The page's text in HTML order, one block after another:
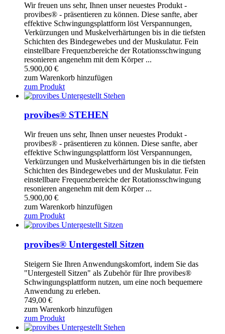
Wir freuen uns sehr, Ihnen unser neuestes Produkt -
provibes® - präsentieren zu können. Diese sanfte, aber
effektive Schwingungsplattform löst Verspannungen,
Verkürzungen und Muskelverhärtungen bis in die tiefsten
Schichten des Bindegewebes und der Muskulatur. Fein
einstellbare Frequenzbereiche der Rotationsschwingung
resonieren angenehm mit dem Körper ...
5.900,00 €
zum Warenkorb hinzufügen
zum Produkt
provibes® STEHEN
Wir freuen uns sehr, Ihnen unser neuestes Produkt -
provibes® - präsentieren zu können. Diese sanfte, aber
effektive Schwingungsplattform löst Verspannungen,
Verkürzungen und Muskelverhärtungen bis in die tiefsten
Schichten des Bindegewebes und der Muskulatur. Fein
einstellbare Frequenzbereiche der Rotationsschwingung
resonieren angenehm mit dem Körper ...
5.900,00 €
zum Warenkorb hinzufügen
zum Produkt
provibes® Untergestell Sitzen
Steigern Sie Ihren Anwendungskomfort, indem Sie das
"Untergestell Sitzen" als Zubehör für Ihre provibes®
Schwingungsplattform nutzen, um eine noch bequemere
Anwendung zu erleben.
749,00 €
zum Warenkorb hinzufügen
zum Produkt